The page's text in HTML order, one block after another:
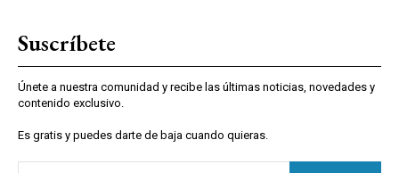
Suscríbete
Únete a nuestra comunidad y recibe las últimas noticias, novedades y
contenido exclusivo.
Es gratis y puedes darte de baja cuando quieras.